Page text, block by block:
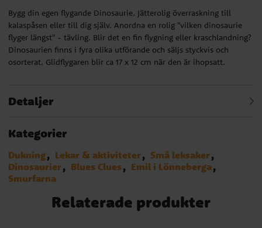
Bygg din egen flygande Dinosaurie. Jätterolig överraskning till
kalaspåsen eller till dig själv. Anordna en rolig "vilken dinosaurie
flyger längst" - tävling. Blir det en fin flygning eller kraschlandning?
Dinosaurien finns i fyra olika utförande och säljs styckvis och
osorterat. Glidflygaren blir ca 17 x 12 cm när den är ihopsatt.
Detaljer
Kategorier
Dukning Lekar & aktiviteter
Små leksaker
Dinosaurier
Blues Clues
Emil i Lönneberga
Smurfarna
Relaterade produkter